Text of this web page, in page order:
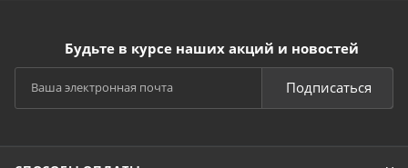
Будьте в курсе наших акций и новостей
Подписаться